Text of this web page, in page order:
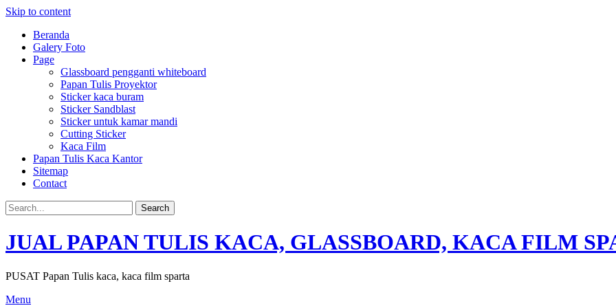
Skip to content
Beranda
Galery Foto
Page
Glassboard pengganti whiteboard
Papan Tulis Proyektor
Sticker kaca buram
Sticker Sandblast
Sticker untuk kamar mandi
Cutting Sticker
Kaca Film
Papan Tulis Kaca Kantor
Sitemap
Contact
JUAL PAPAN TULIS KACA, GLASSBOARD, KACA FILM
PUSAT Papan Tulis kaca, kaca film sparta
Menu